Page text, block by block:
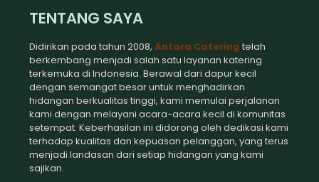
TENTANG SAYA
Didirikan pada tahun 2008, Antara Catering telah
berkembang menjadi salah satu layanan katering
terkemuka di Indonesia. Berawal dari dapur kecil
dengan semangat besar untuk menghadirkan
hidangan berkualitas tinggi, kami memulai perjalanan
kami dengan melayani acara-acara kecil di komunitas
setempat. Keberhasilan ini didorong oleh dedikasi kami
terhadap kualitas dan kepuasan pelanggan, yang terus
menjadi landasan dari setiap hidangan yang kami
sajikan.